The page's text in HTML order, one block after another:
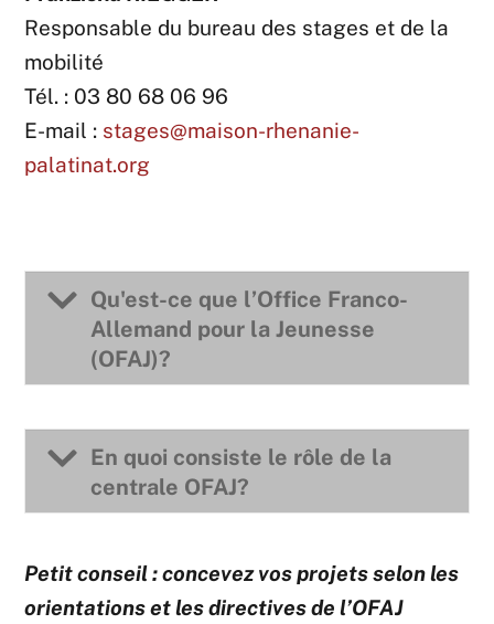
Responsable du bureau des stages et de la
mobilité
Tél. : 03 80 68 06 96
E-mail : stages@maison-rhenanie-
palatinat.org
Qu'est-ce que l’Office Franco-
Allemand pour la Jeunesse
(OFAJ)?
En quoi consiste le rôle de la
centrale OFAJ?
Petit conseil : concevez vos projets selon les
orientations et les directives de l’OFAJ